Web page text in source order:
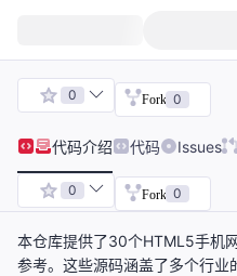
0 Fork 0
代码介绍 代码 Issues
0 Fork 0
本仓库提供了30个HTML5手机
参考。这些源码涵盖了多个行业